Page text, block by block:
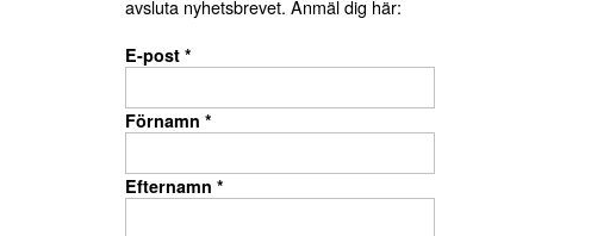
avsluta nyhetsbrevet. Anmäl dig här:
E-post *
Förnamn *
Efternamn *